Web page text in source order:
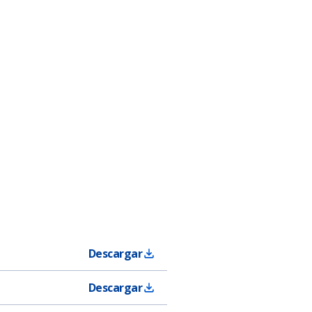
Descargar
Descargar